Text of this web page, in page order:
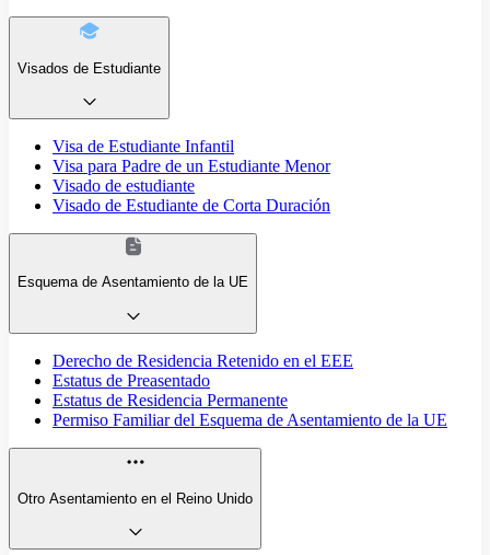
Visados de Estudiante
Visa de Estudiante Infantil
Visa para Padre de un Estudiante Menor
Visado de estudiante
Visado de Estudiante de Corta Duración
Esquema de Asentamiento de la UE
Derecho de Residencia Retenido en el EEE
Estatus de Preasentado
Estatus de Residencia Permanente
Permiso Familiar del Esquema de Asentamiento de la UE
Otro Asentamiento en el Reino Unido